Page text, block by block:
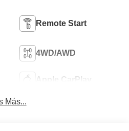
Remote Start
4WD/AWD
Apple CarPlay
Más...